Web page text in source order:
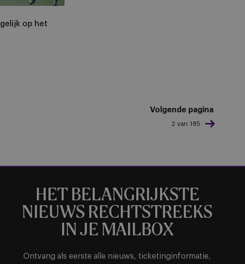
gelijk op het
Volgende pagina
2 van 185
HET BELANGRIJKSTE
NIEUWS RECHTSTREEKS
IN JE MAILBOX
Ontvang als eerste alle nieuws, ticketinginformatie,